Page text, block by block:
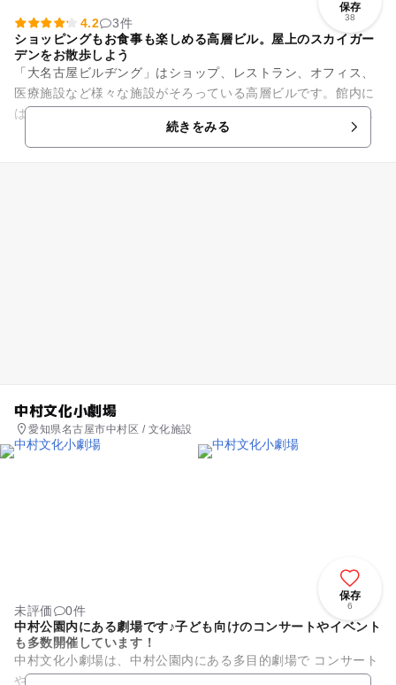
保存
38
4.2
3件
ショッピングもお食事も楽しめる高層ビル。屋上のスカイガー
デンをお散歩しよう
「大名古屋ビルヂング」はショップ、レストラン、オフィス、
医療施設など様々な施設がそろっている高層ビルです。館内に
は授乳室、おむつ交換台もあり、小さなお子さんと一緒のお出
続きをみる
中村文化小劇場
愛知県名古屋市中村区 / 文化施設
保存
6
未評価
0件
中村公園内にある劇場です♪子ども向けのコンサートやイベント
も多数開催しています！
中村文化小劇場は、中村公園内にある多目的劇場で コンサート
や演劇など様々な公演をお楽しみいただけます。